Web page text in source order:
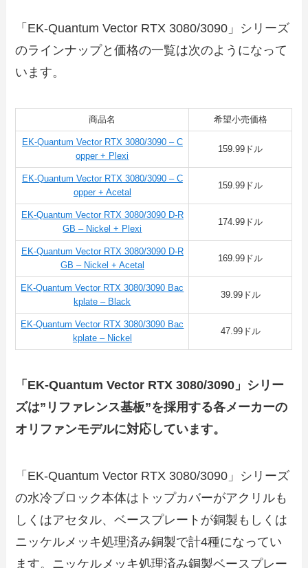
「EK-Quantum Vector RTX 3080/3090」シリーズ
のラインナップと価格の一覧は次のようになって
います。
商品名 希望小売価格
EK-Quantum Vector RTX 3080/3090 – C
opper + Plexi
159.99ドル
EK-Quantum Vector RTX 3080/3090 – C
opper + Acetal
159.99ドル
EK-Quantum Vector RTX 3080/3090 D-R
GB – Nickel + Plexi
174.99ドル
EK-Quantum Vector RTX 3080/3090 D-R
GB – Nickel + Acetal
169.99ドル
EK-Quantum Vector RTX 3080/3090 Bac
kplate – Black
39.99ドル
EK-Quantum Vector RTX 3080/3090 Bac
kplate – Nickel
47.99ドル
「EK-Quantum Vector RTX 3080/3090」シリー
ズは”リファレンス基板”を採用する各メーカーの
オリファンモデルに対応しています。
「EK-Quantum Vector RTX 3080/3090」シリーズ
の水冷ブロック本体はトップカバーがアクリルも
しくはアセタル、ベースプレートが銅製もしくは
ニッケルメッキ処理済み銅製で計4種になってい
ます。ニッケルメッキ処理済み銅製ベースプレー